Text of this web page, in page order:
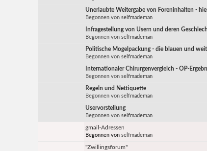
Unerlaubte Weitergabe von Foreninhalten -
Begonnen vonselfmademan
Infragestellung von Usern und deren
Begonnen vonselfmademan
Politische Mogelpackung - die blauen und
Begonnen vonselfmademan
Internationaler Chirurgenvergleich - OP-
Begonnen vonselfmademan
Regeln und Nettiquette
Begonnen vonselfmademan
Uservorstellung
Begonnen vonselfmademan
gmail-Adressen
Begonnen vonselfmademan
"Zwillingsforum"